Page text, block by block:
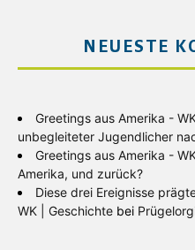
NEUESTE
Greetings aus Amerika -
unbegleiteter Jugendlicher
Greetings aus Amerika -
Amerika, und zurück?
Diese drei Ereignisse
WK | Geschichte bei